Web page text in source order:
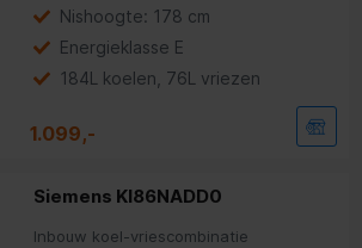
Youreko’s
voor
energiebesparing.
Nishoogte: 178 cm
Energieklasse E
184L koelen, 76L vriezen
1.099,-
Siemens KI86NADD0
Inbouw koel-vriescombinatie